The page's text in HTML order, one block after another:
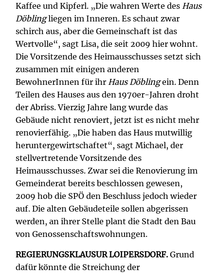
Kaffee und Kipferl. „Die wahren Werte des Haus
Döblingliegen im Inneren. Es schaut zwar
schirch aus, aber die Gemeinschaft ist das
Wertvolle“, sagt Lisa, die seit 2009 hier wohnt.
Die Vorsitzende des Heimausschusses setzt sich
zusammen mit einigen anderen
BewohnerInnen für ihr Haus Döblingein. Denn
Teilen des Hauses aus den 1970er-Jahren droht
der Abriss. Vierzig Jahre lang wurde das
Gebäude nicht renoviert, jetzt ist es nicht mehr
renovierfähig. „Die haben das Haus mutwillig
heruntergewirtschaftet“, sagt Michael, der
stellvertretende Vorsitzende des
Heimausschusses. Zwar sei die Renovierung im
Gemeinderat bereits beschlossen gewesen,
2009 hob die SPÖ den Beschluss jedoch wieder
auf. Die alten Gebäudeteile sollen abgerissen
werden, an ihrer Stelle plant die Stadt den Bau
von Genossenschaftswohnungen.
REGIERUNGSKLAUSUR LOIPERSDORF. Grund
dafür könnte die Streichung der